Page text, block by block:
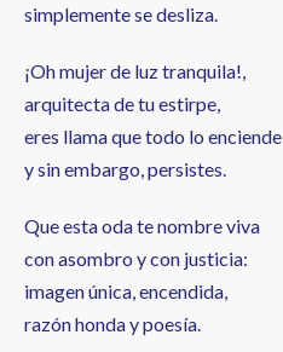
simplemente se desliza.
¡Oh mujer de luz tranquila!,
arquitecta de tu estirpe,
eres llama que todo lo enciende
y sin embargo, persistes.
Que esta oda te nombre viva
con asombro y con justicia:
imagen única, encendida,
razón honda y poesía.